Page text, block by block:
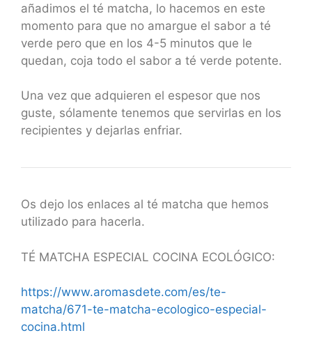
añadimos el té matcha, lo hacemos en este
momento para que no amargue el sabor a té
verde pero que en los 4-5 minutos que le
quedan, coja todo el sabor a té verde potente.
Una vez que adquieren el espesor que nos
guste, sólamente tenemos que servirlas en los
recipientes y dejarlas enfriar.
Os dejo los enlaces al té matcha que hemos
utilizado para hacerla.
TÉ MATCHA ESPECIAL COCINA ECOLÓGICO:
https://www.aromasdete.com/es/te-
matcha/671-te-matcha-ecologico-especial-
cocina.html